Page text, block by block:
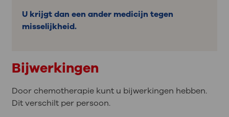
U krijgt dan een ander medicijn tegen
misselijkheid.
Bijwerkingen
Door chemotherapie kunt u bijwerkingen hebben.
Dit verschilt per persoon.